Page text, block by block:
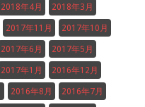
2018年4月 2018年3月
2017年11月 2017年10月
2017年6月 2017年5月
2017年1月 2016年12月
2016年8月 2016年7月